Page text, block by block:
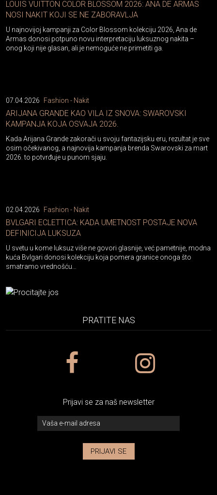
LOUIS VUITTON COLOR BLOSSOM 2026: ANA DE ARMAS
NOSI NAKIT KOJI SE NE ZABORAVLJA
U najnovijoj kampanji za Color Blossom kolekciju 2026, Ana de
Armas donosi potpuno novu interpretaciju luksuznog nakita –
onog koji nije glasan, ali je nemoguće ne primetiti ga.
07.04.2026 Fashion - Nakit
ARIJANA GRANDE KAO VILA IZ SNOVA: SWAROVSKI
KAMPANJA KOJA OSVAJA 2026.
Kada Arijana Grande zakorači u svoju fantazijsku eru, rezultat je sve
osim očekivanog, a najnovija kampanja brenda Swarovski za mart
2026. to potvrđuje u punom sjaju.
02.04.2026 Fashion - Nakit
BVLGARI ECLETTICA: KADA UMETNOST POSTAJE NOVA
DEFINICIJA LUKSUZA
U svetu u kome luksuz više ne govori glasnije, već pametnije, modna
kuća Bvlgari donosi kolekciju koja pomera granice onoga što
smatramo vrednošću…
PRATITE NAS
Prijavi se za naš newsletter
PRIJAVI SE